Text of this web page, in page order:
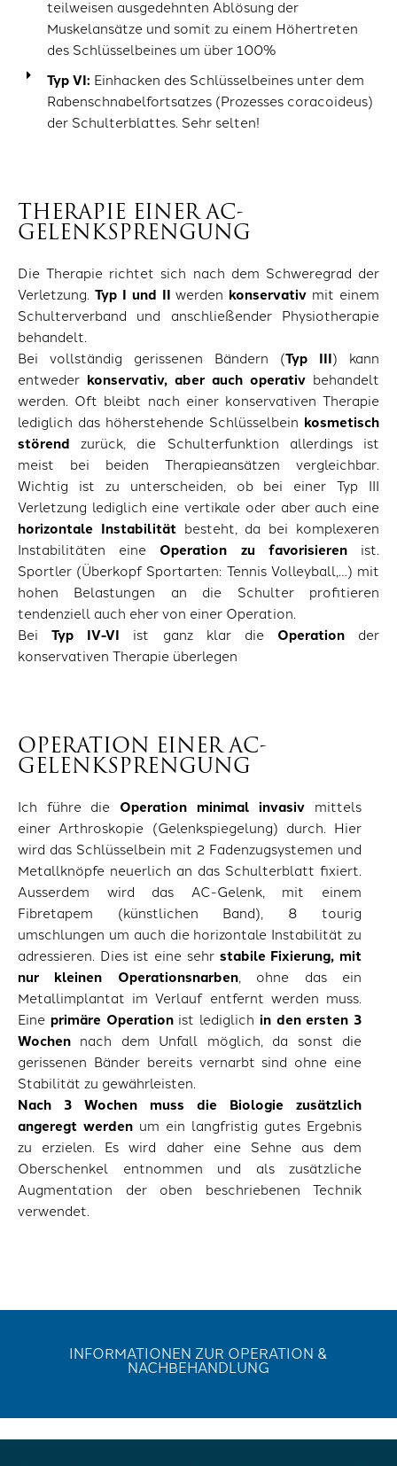
teilweisen ausgedehnten Ablösung der
Muskelansätze und somit zu einem Höhertreten
des Schlüsselbeines um über 100%
Typ VI: Einhacken des Schlüsselbeines unter dem
Rabenschnabelfortsatzes (Prozesses coracoideus)
der Schulterblattes. Sehr selten!
THERAPIE EINER AC-
GELENKSPRENGUNG
Die Therapie richtet sich nach dem Schweregrad der
Verletzung. Typ I und II werden konservativ mit einem
Schulterverband und anschließender Physiotherapie
behandelt.
Bei vollständig gerissenen Bändern (Typ III) kann
entweder konservativ, aber auch operativ behandelt
werden. Oft bleibt nach einer konservativen Therapie
lediglich das höherstehende Schlüsselbein kosmetisch
störend zurück, die Schulterfunktion allerdings ist
meist bei beiden Therapieansätzen vergleichbar.
Wichtig ist zu unterscheiden, ob bei einer Typ III
Verletzung lediglich eine vertikale oder aber auch eine
horizontale Instabilitätbesteht, da bei komplexeren
Instabilitäten eine Operation zu favorisierenist.
Sportler (Überkopf Sportarten: Tennis Volleyball,…) mit
hohen Belastungen an die Schulter profitieren
tendenziell auch eher von einer Operation.
BeiTyp IV-VI ist ganz klar die Operationder
konservativen Therapie überlegen
OPERATION EINER AC-
GELENKSPRENGUNG
Ich führe die Operation minimal invasiv mittels
einer Arthroskopie (Gelenkspiegelung) durch. Hier
wird das Schlüsselbein mit 2 Fadenzugsystemen und
Metallknöpfe neuerlich an das Schulterblatt fixiert.
Ausserdem wird das AC-Gelenk, mit einem
Fibretapem (künstlichen Band), 8 tourig
umschlungen um auch die horizontale Instabilität zu
adressieren. Dies ist eine sehr stabile Fixierung, mit
nur kleinen Operationsnarben, ohne das ein
Metallimplantat im Verlauf entfernt werden muss.
Eine primäre Operation ist lediglich in den ersten 3
Wochen nach dem Unfall möglich, da sonst die
gerissenen Bänder bereits vernarbt sind ohne eine
Stabilität zu gewährleisten.
Nach 3 Wochen
muss die Biologie zusätzlich
angeregt werden um ein langfristig gutes Ergebnis
zu erzielen. Es wird daher eine Sehne aus dem
Oberschenkel entnommen und als zusätzliche
Augmentation der oben beschriebenen Technik
verwendet.
INFORMATIONEN ZUR OPERATION &
NACHBEHANDLUNG